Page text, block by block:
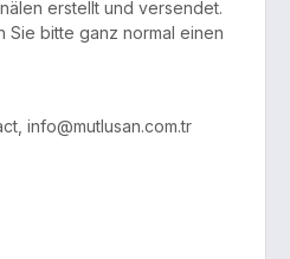
erstellt und versendet.
Sie bitte ganz normal einen
info@mutlusan.com.tr